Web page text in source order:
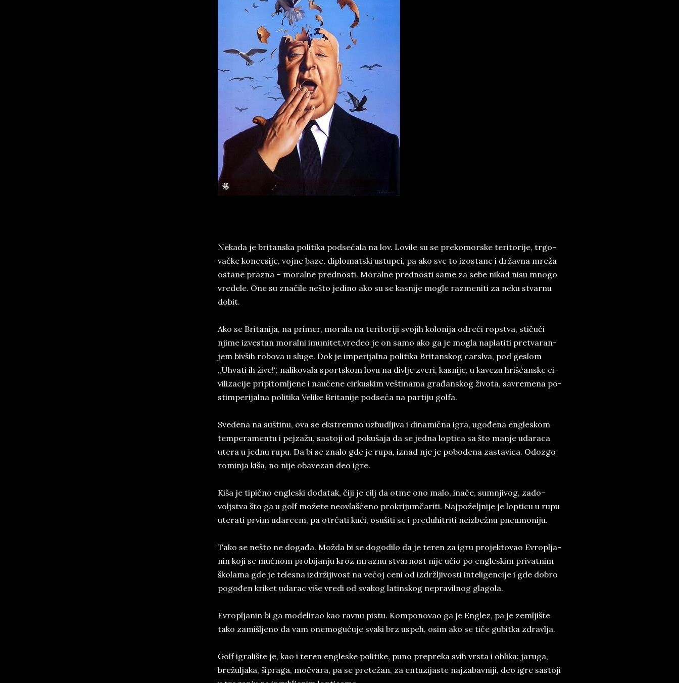
Ne­ka­da ­je bri­tan­ska po­li­ti­ka pod­sećala na lov. Lo­vi­le su se pre­komor­ske te­ri­to­ri­je, tr­go­
vačke kon­ce­si­je, voj­ne baze, di­plo­mat­ski ustup­ci, pa ako sve to iz­o­sta­ne i državna mreža
osta­ne pra­zna – mo­ral­ne prednosti. Mo­ral­ne pred­no­sti same za sebe ni­kad nisu mno­go
vre­de­le. One su­ značile ne­što ­je­di­no ­a­ko ­su se ka­sni­je mo­gle raz­me­ni­ti za neku stvar­nu
do­bit.
Ako se Bri­ta­ni­ja, na pri­mer, mo­ra­la na te­ri­to­ri­ji svo­jih ko­lo­ni­ja odreći rop­stva, stičući
njime iz­ve­stan mo­ra­lni imu­ni­tet,vre­de­o ­je ­on ­sa­mo ako ga je mo­gla na­platiti pre­tva­ran­
jem bivših ro­bo­va u sl­u­ge. Dok je im­pe­ri­jal­na po­li­ti­ka Bri­tan­skog car­slva, pod ge­slom
„Uhva­ti ih žive!“, na­li­ko­va­la sport­skom lovu na div­lje zve­ri, ka­sni­je, u ka­ve­zu hrišćan­ske ci­
vi­li­za­ci­je pri­pi­tom­lje­ne i naučene cir­ku­skim ve­šti­na­ma građan­skog života, sa­vre­me­na po­
stim­pe­ri­jal­na po­li­ti­ka Ve­li­ke Bri­ta­ni­je pod­seća na par­ti­ju gol­fa.
Sve­de­na na suštinu, ova se ­ek­strem­no uz­bu­dlji­va i di­na­mična igra, ugođena en­gle­skom
tem­pe­ra­men­tu i pej­zažu, sa­sto­ji od po­ku­š­a­ja da se jed­na lop­ti­ca sa što man­je uda­ra­ca
ute­ra u jed­nu rupu. Da bi se zna­lo gde­ je rupa, iz­nad nje ­je po­bo­de­na za­sta­vi­ca. Od­o­zgo
ro­min­ja kiša, no nije obavezan deo igre.
Ki­ša ­je tipično ­en­gle­ski do­da­tak, čiji je cilj da otme ono malo, inače, sum­nji­vog, za­do­
voljstva što ga u golf možete neovlašćeno pro­kri­jumčariti. Naj­požel­jni­je je lop­ti­cu u rupu
ute­ra­ti pr­vim udar­cem, pa otrčati kući, osu­š­i­ti se i pre­du­hit­riti ne­iz­bežnu pne­u­mo­ni­ju.
Tako se nešto ne događa. Možda bi se do­go­di­lo da je te­ren za igru pro­jek­to­vao Evro­plja­
nin koji se mučnom pro­bi­jan­ju kroz mra­znu stvarnost nije učio po ­en­gle­skim pri­vat­nim
ško­la­ma gde ­je te­le­sna izdržiji­vost na većoj ceni od izdržlji­vo­sti in­te­l­i­ge­n­ci­je i gde do­bro
pogođen kri­ket uda­rac više vre­di od sva­kog la­tin­skog ne­pra­vil­nog gla­go­la.
Evro­plja­nin bi ga mo­de­li­rao kao rav­nu pi­stu. Kom­po­no­vao ga je En­glez, pa je zem­lji­šte
tako za­mi­šl­je­no da­ vam one­mo­gućuje sva­ki brz uspeh, osim ako se tiče gu­bit­ka zdrav­lja.
Golf igra­li­š­te ­je, kao i te­ren en­gle­ske po­li­ti­ke, puno pre­pre­ka svih vr­sta i ob­li­ka: ja­ru­ga,
brežul­ja­ka, ši­pra­ga, močvara, pa se pre­težan, za en­tu­zi­ja­ste naj­za­bav­niji, deo igre sa­sto­ji